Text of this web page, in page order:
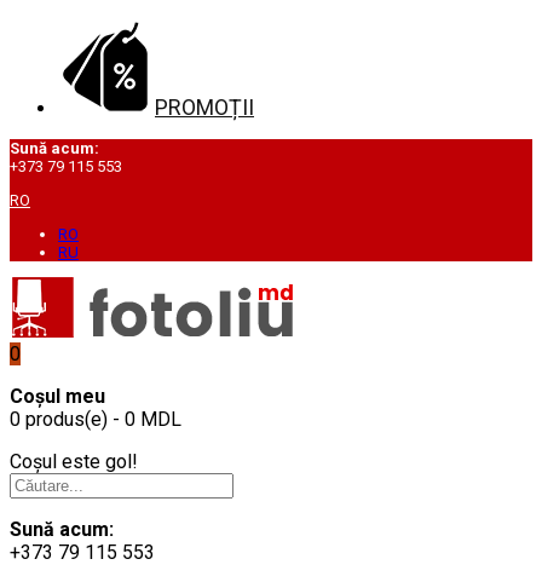
PROMOȚII
Sună acum:
+373 79 115 553
RO
RO
RU
0
Coșul meu
0 produs(e) - 0 MDL
Coșul este gol!
Sună acum:
+373 79 115 553